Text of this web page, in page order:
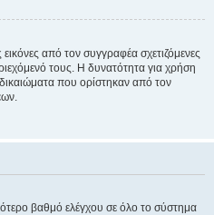
εικόνες από τον συγγραφέα σχετιζόμενες
τους. Η δυνατότητα για χρήση
που ορίστηκαν από τον
βαθμό ελέγχου σε όλο το σύστημα